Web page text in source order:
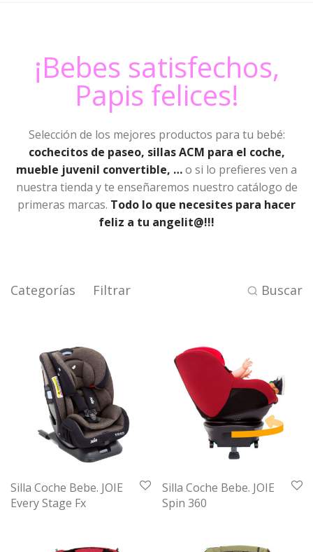
¡Bebes satisfechos,
Papis felices!
Selección de los mejores productos para tu bebé:
cochecitos de paseo, sillas ACM para el coche,
mueble juvenil convertible, …o si lo prefieres ven a
nuestra tienda y te enseñaremos nuestro catálogo de
primeras marcas. Todo lo que necesites para hacer
feliz a tu angelit@!!!
Categorías Filtrar Buscar
Silla Coche Bebe. JOIE
Every Stage Fx
Silla Coche Bebe. JOIE
Spin 360